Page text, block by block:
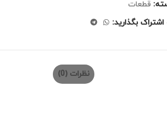
قطعات
اشتراک بگذارید:
نظرات (0)